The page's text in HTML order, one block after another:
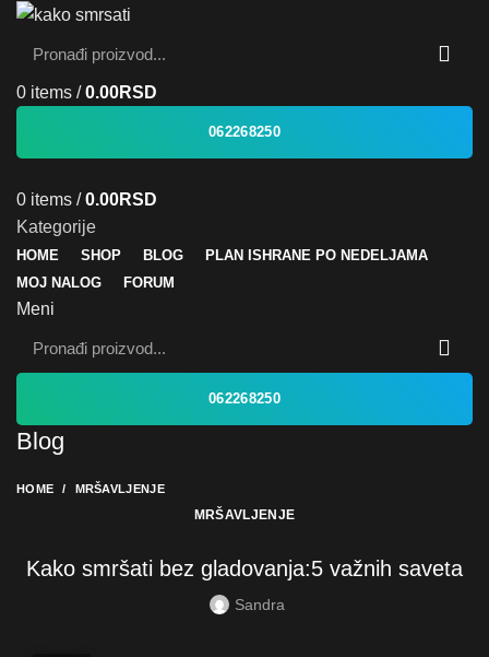
0 items / 0.00RSD
062268250
0 items / 0.00RSD
Kategorije
HOME SHOP BLOG
PLAN ISHRANE PO NEDELJAMA
MOJ NALOG
FORUM
Meni
062268250
Blog
HOME MRŠAVLJENJE
MRŠAVLJENJE
Kako smršati bez gladovanja:5 važnih saveta
Sandra